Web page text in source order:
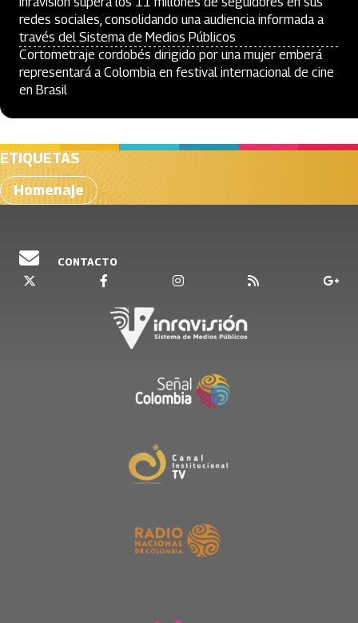
redes sociales, consolidando una audiencia informada a
través del Sistema de Medios Públicos
Cortometraje cordobés dirigido por una mujer emberá
representará a Colombia en festival internacional de cine
en Brasil
ETIQUETAS
Homenaje
CONTACTO